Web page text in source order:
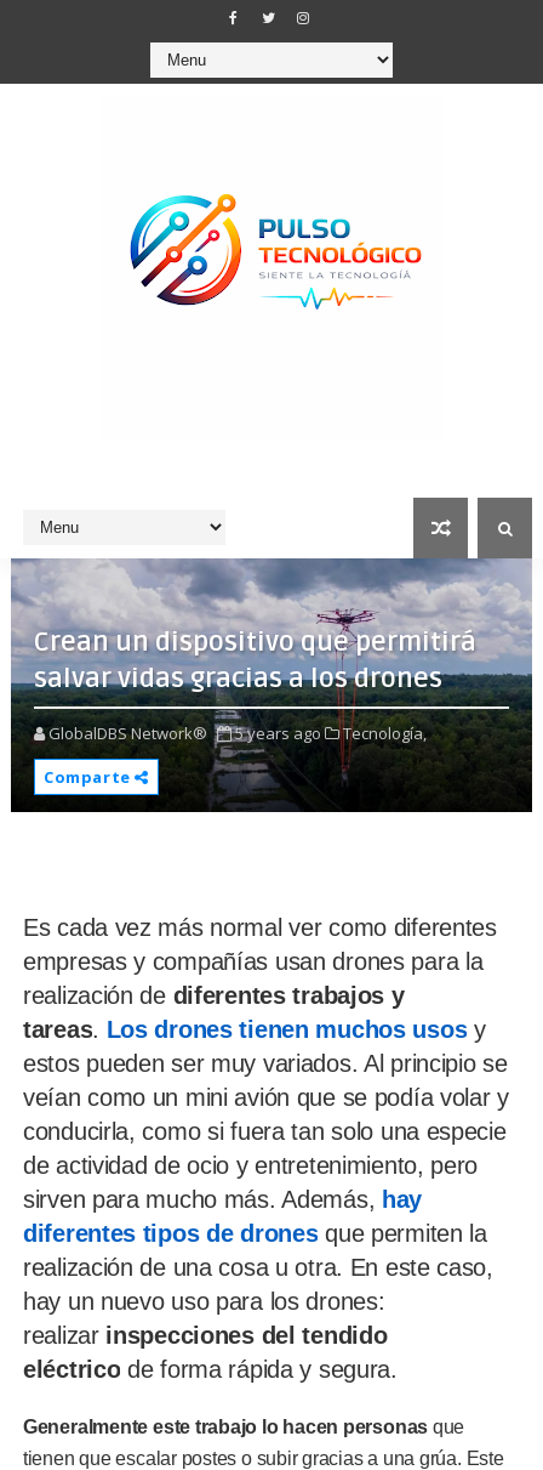
Crean un dispositivo que permitirá
salvar vidas gracias a los drones
GlobalDBS Network® 5 years ago
Tecnología,
Comparte
Es cada vez más normal ver como diferentes
empresas y compañías usan drones para la
realización de diferentes trabajos y
tareas. Los drones tienen muchos usos y
estos pueden ser muy variados. Al principio se
veían como un mini avión que se podía volar y
conducirla, como si fuera tan solo una especie
de actividad de ocio y entretenimiento, pero
sirven para mucho más. Además, hay
diferentes tipos de drones que permiten la
realización de una cosa u otra. En este caso,
hay un nuevo uso para los drones:
realizarinspecciones del tendido
eléctrico de forma rápida y segura.
Generalmente este trabajo lo hacen personas que
tienen que escalar postes o subir gracias a una grúa. Este